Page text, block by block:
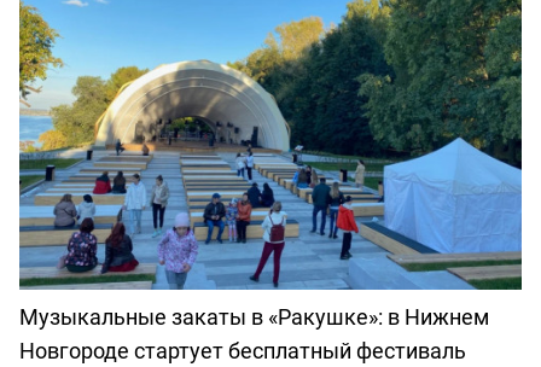
Музыкальные закаты в «Ракушке»: в Нижнем
Новгороде стартует бесплатный фестиваль